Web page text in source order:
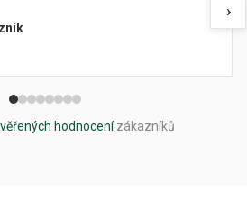
›
hodnocenízákazníků